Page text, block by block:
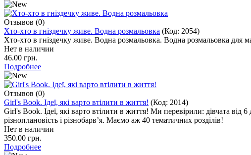
Отзывов (0)
Хто-хто в гніздечку живе. Водна розмальовка (Код: 2054)
Хто-хто в гніздечку живе. Водна розмальовка. Водна розмальовка для
Нет в наличии
46.00 грн.
Подробнее
Отзывов (0)
Girl's Book. Ідеї, які варто втілити в життя! (Код: 2014)
Girl's Book. Ідеї, які варто втілити в життя! Ми перевірили: дівчата від
різноплановість і різнобарв’я. Маємо аж 40 тематичних розділів!
Нет в наличии
350.00 грн.
Подробнее